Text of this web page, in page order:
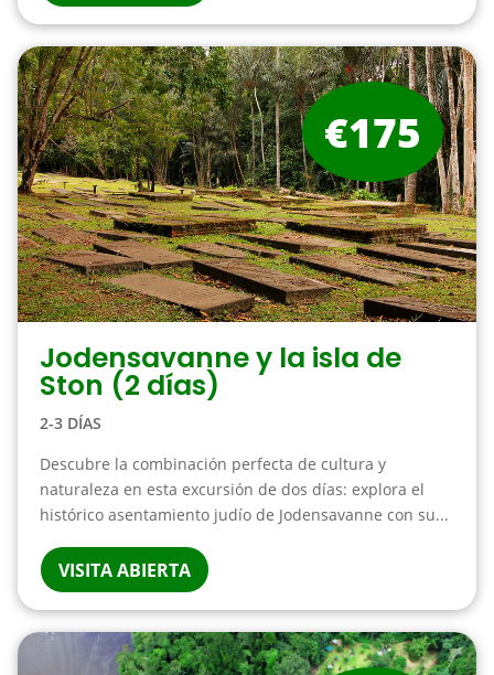
Jodensavanne y la isla de
Ston (2 días)
2-3 DÍAS
Descubre la combinación perfecta de cultura y
naturaleza en esta excursión de dos días: explora el
histórico asentamiento judío de Jodensavanne con su...
VISITA ABIERTA
€175